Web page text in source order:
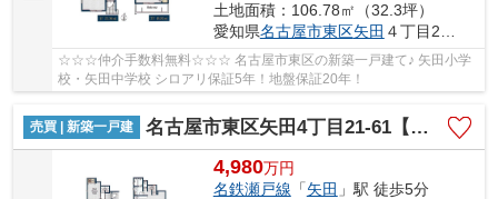
土地面積：106.78㎡（32.3坪）
愛知県名古屋市東区矢田 ４丁目21-61
☆☆☆仲介手数料無料☆☆☆ 名古屋市東区の新築一戸建て♪ 矢田小学
校・矢田中学校 シロアリ保証5年！地盤保証20年！
売買 | 新築一戸建 名古屋市東区矢田4丁目21-61【仲介手数料無料】新築一戸建て 2号棟
4,980万円
名鉄瀬戸線 「矢田 」駅 徒歩5分